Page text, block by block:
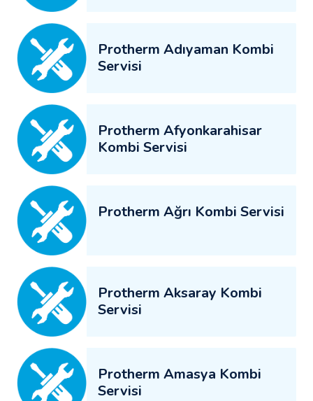
Protherm Adıyaman Kombi
Servisi
Protherm Afyonkarahisar
Kombi Servisi
Protherm Ağrı Kombi Servisi
Protherm Aksaray Kombi
Servisi
Protherm Amasya Kombi
Servisi